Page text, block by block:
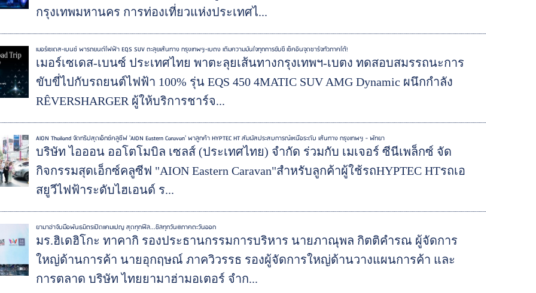
กรุงเทพมหานคร การท่องเที่ยวแห่งประเทศไ...
เมอร์เซเดส-เบนซ์ พารถยนต์ไฟฟ้า EQS SUV ตะลุยเส้นทาง กรุงเทพฯ-เบตง เติมความมั่นใจทุกการขับขี่ เช็คอินจุดชาร์จทั่วภาคใต้!
เมอร์เซเดส-เบนซ์ ประเทศไทย พาตะลุยเส้นทางกรุงเทพฯ-เบตง ทดสอบสมรรถนะการ
ขับขี่ไปกับรถยนต์ไฟฟ้า 100% รุ่น EQS 450 4MATIC SUV AMG Dynamic ผนึกกำลัง
RÊVERSHARGER ผู้ให้บริการชาร์จ...
AION Thailand จัดทริปสุดเอ็กซ์คลูซีฟ 'AION Eastern Caravan' พาลูกค้า HYPTEC HT สัมผัสประสบการณ์เหนือระดับ เส้นทาง กรุงเทพฯ - พัทยา
บริษัท ไอออน ออโตโมบิล เซลส์ (ประเทศไทย) จำกัด ร่วมกับ เมเจอร์ ซีนีเพล็กซ์ จัด
กิจกรรมสุดเอ็กซ์คลูซีฟ "AION Eastern Caravan"สำหรับลูกค้าผู้ใช้รถHYPTEC HTรถเอ
สยูวีไฟฟ้าระดับไฮเอนด์ ร...
ยามาฮ่าจับมือพันธมิตรเปิดแคมเปญ สุดทุกฟีล...ชิลทุกวัน@ภาคตะวันออก
มร.ฮิเดฮิโกะ ทาคากิ รองประธานกรรมการบริหาร นายภาณุพล กิตติคำรณ ผู้จัดการ
ใหญ่ด้านการค้า นายอุกฤษณ์ ภาควิวรรธ รองผู้จัดการใหญ่ด้านวางแผนการค้า และ
การตลาด บริษัท ไทยยามาฮ่ามอเตอร์ จำก...